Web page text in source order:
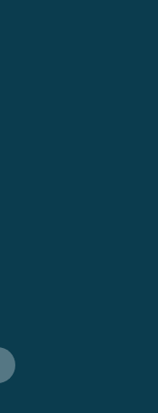
Мы предлагаем
модель
Вашей кухни.
Fabiano
и